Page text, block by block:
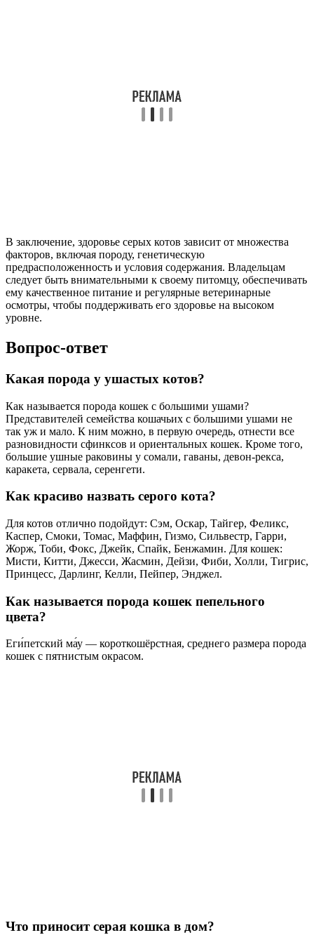
В заключение, здоровье серых котов зависит от множества
факторов, включая породу, генетическую
предрасположенность и условия содержания. Владельцам
следует быть внимательными к своему питомцу, обеспечивать
ему качественное питание и регулярные ветеринарные
осмотры, чтобы поддерживать его здоровье на высоком
уровне.
Вопрос-ответ
Какая порода у ушастых котов?
Как называется порода кошек с большими ушами?
Представителей семейства кошачьих с большими ушами не
так уж и мало. К ним можно, в первую очередь, отнести все
разновидности сфинксов и ориентальных кошек. Кроме того,
большие ушные раковины у сомали, гаваны, девон-рекса,
каракета, сервала, серенгети.
Как красиво назвать серого кота?
Для котов отлично подойдут: Сэм, Оскар, Тайгер, Феликс,
Каспер, Смоки, Томас, Маффин, Гизмо, Сильвестр, Гарри,
Жорж, Тоби, Фокс, Джейк, Спайк, Бенжамин. Для кошек:
Мисти, Китти, Джесси, Жасмин, Дейзи, Фиби, Холли, Тигрис,
Принцесс, Дарлинг, Келли, Пейпер, Энджел.
Как называется порода кошек пепельного
цвета?
Еги́петский ма́у — короткошёрстная, среднего размера порода
кошек с пятнистым окрасом.
Что приносит серая кошка в дом?